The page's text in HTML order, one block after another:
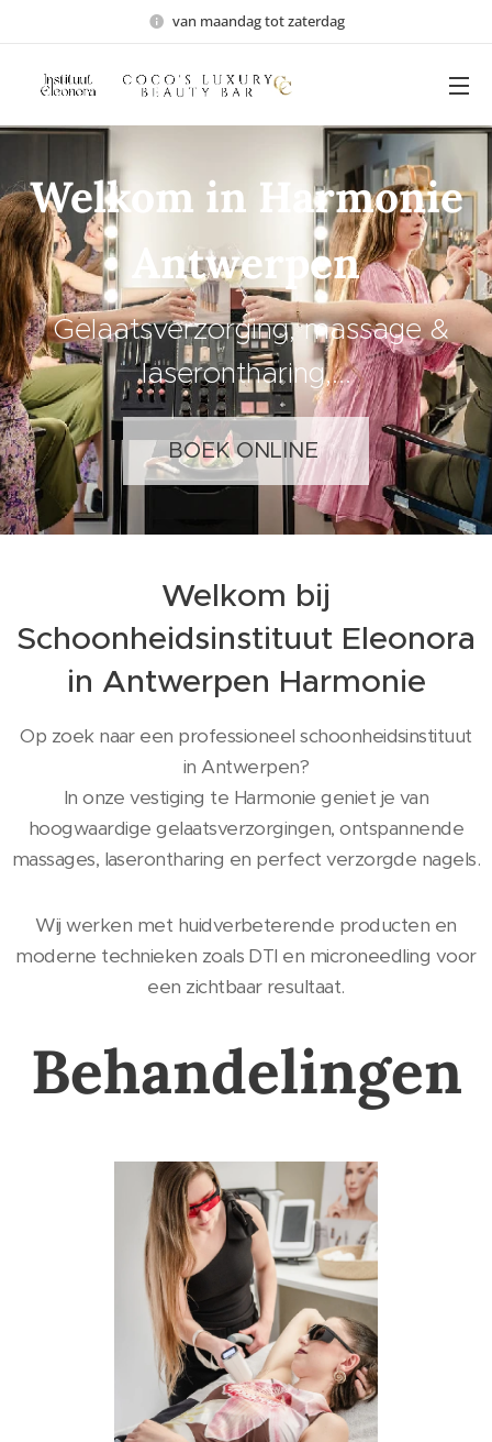
van maandag tot zaterdag
Welkom in Harmonie
Antwerpen
Gelaatsverzorging, massage &
laserontharing,...
BOEK ONLINE
Welkom bij
Schoonheidsinstituut Eleonora
in Antwerpen Harmonie
Op zoek naar een professioneel schoonheidsinstituut
in Antwerpen?
In onze vestiging te Harmonie geniet je van
hoogwaardige gelaatsverzorgingen, ontspannende
massages, laserontharing en perfect verzorgde nagels.
Wij werken met huidverbeterende producten en
moderne technieken zoals DTI en microneedling voor
een zichtbaar resultaat.
Behandelingen